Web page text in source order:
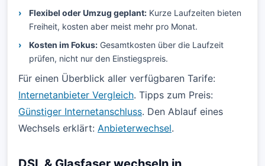
Flexibel oder Umzug geplant: Kurze Laufzeiten bieten
Freiheit, kosten aber meist mehr pro Monat.
Kosten im Fokus: Gesamtkosten über die Laufzeit
prüfen, nicht nur den Einstiegspreis.
Für einen Überblick aller verfügbaren Tarife:
Internetanbieter Vergleich. Tipps zum Preis:
Günstiger Internetanschluss. Den Ablauf eines
Wechsels erklärt: Anbieterwechsel.